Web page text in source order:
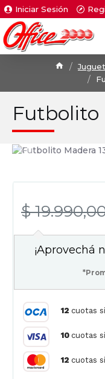
Iniciar Sesión
Futbolito
$
¡Aprovechá
12 cuotas
10 cuotas
12 cuotas